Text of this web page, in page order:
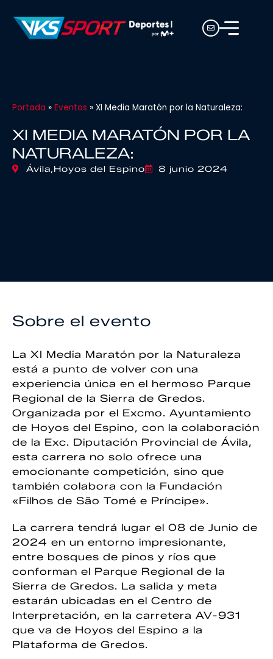
Portada » Eventos » XI Media Maratón por la Naturaleza:
XI MEDIA MARATÓN POR LA
NATURALEZA:
Ávila,Hoyos del Espino 8 junio 2024
Sobre el evento
La XI Media Maratón por la Naturaleza
está a punto de volver con una
experiencia única en el hermoso Parque
Regional de la Sierra de Gredos.
Organizada por el Excmo. Ayuntamiento
de Hoyos del Espino, con la colaboración
de la Exc. Diputación Provincial de Ávila,
esta carrera no solo ofrece una
emocionante competición, sino que
también colabora con la Fundación
«Filhos de São Tomé e Príncipe».
La carrera tendrá lugar el 08 de Junio de
2024 en un entorno impresionante,
entre bosques de pinos y ríos que
conforman el Parque Regional de la
Sierra de Gredos. La salida y meta
estarán ubicadas en el Centro de
Interpretación, en la carretera AV-931
que va de Hoyos del Espino a la
Plataforma de Gredos.